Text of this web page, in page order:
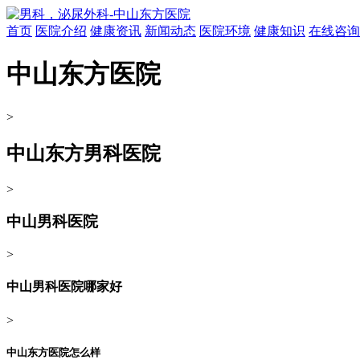
首页 医院介绍 健康资讯 新闻动态 医院环境 健康知识 在线咨询
中山东方医院
>
中山东方男科医院
>
中山男科医院
>
中山男科医院哪家好
>
中山东方医院怎么样